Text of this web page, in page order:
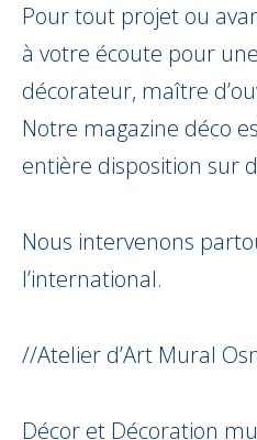
Pour tout projet ou
à votre écoute pour
décorateur, maître
Notre magazine déco
entière disposition sur
Nous intervenons
l’international.
//Atelier d’Art Mural
Décor et Décoration